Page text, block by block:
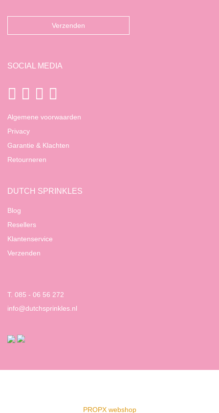
SOCIAL MEDIA
Algemene voorwaarden
Privacy
Garantie & Klachten
Retourneren
DUTCH SPRINKLES
Blog
Resellers
Klantenservice
Verzenden
T. 085 - 06 56 272
info@dutchsprinkles.nl
PROPX webshop